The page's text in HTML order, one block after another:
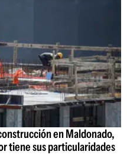
en Maldonado,
tiene sus particularidades